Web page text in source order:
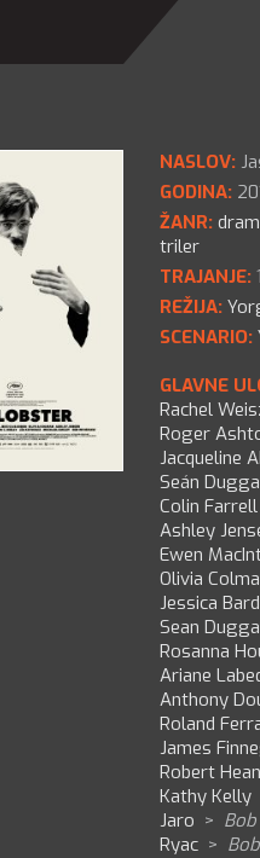
NASLOV:
GODINA:
ŽANR:
triler
TRAJANJE:
REŽIJA:
SCENARIO:
GLAVNE
Rachel
Roger
Jacqueline
Seán
Colin Farrell
Ashley
Ewen
Olivia
Jessica
Sean
Rosanna
Ariane
Anthony
Roland
James
Robert
Kathy Kelly
Jaro >
Ryac >